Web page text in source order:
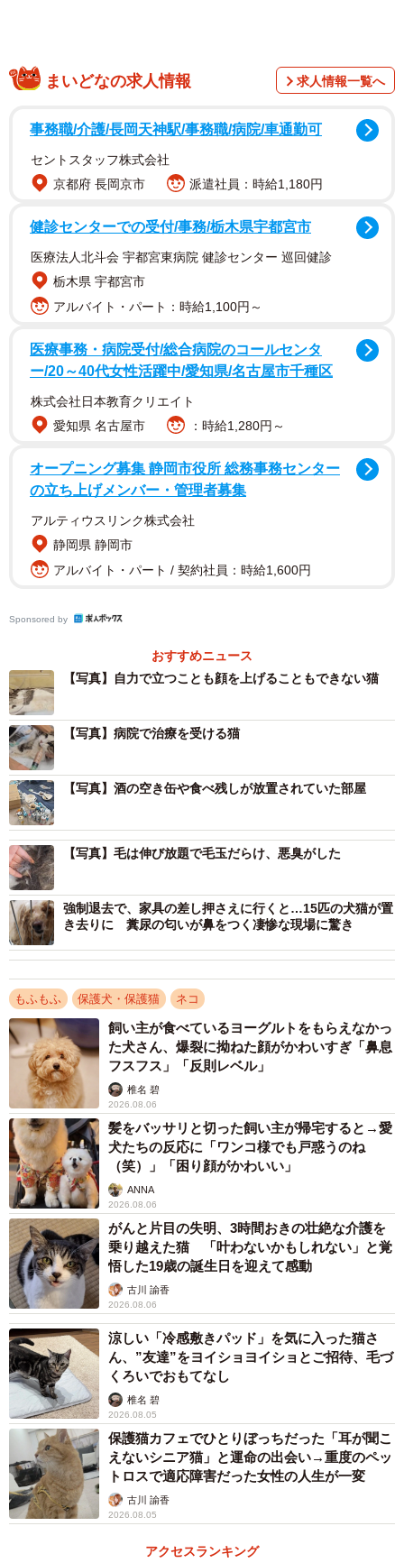
大阪で活動する動物保護団体のNPO法人「アニマルレスキ
絡が入りました。すぐに現場にたんぽぽの代表・本田千晶
さんが足を運ぶと、壮絶な光景を目の当たりにして息をの
んだといいます。
部屋の中はビールや酎ハイなど大量のお酒の空き缶と食べかす、脱いだ
部屋には大量のお酒の空き缶と食べかす、脱いだ
ままの服…便器の横に力尽きた猫が
「部屋の中はビールや酎ハイなど大量のお酒の空き缶と食
べかす、脱いだままの服など汚い不潔な状態でした。猫は
水を飲もうとしたのか、便器の横で力尽きて動けなくなっ
ていました。発見時、全く動かず…死んでいるのかと思い
ましたが、何とか息をしていたんです。ただ尿も垂れ流し
になり、下半身はドロドロで長毛の毛は全身毛玉がつなが
りとてつもない悪臭がしました」
まいどなの求人情報 求人情報一覧へ
事務職/介護/長岡天神駅/事務職/病院/車通勤可
セントスタッフ株式会社
京都府 長岡京市
派遣社員：時給1,180円
健診センターでの受付/事務/栃木県宇都宮市
医療法人北斗会 宇都宮東病院 健診センター 巡回健診
栃木県 宇都宮市
アルバイト・パート：時給1,100円～
医療事務・病院受付/総合病院のコールセンタ
ー/20～40代女性活躍中/愛知県/名古屋市千種区
株式会社日本教育クリエイト
愛知県 名古屋市
：時給1,280円～
オープニング募集 静岡市役所 総務事務センター
の立ち上げメンバー・管理者募集
アルティウスリンク株式会社
静岡県 静岡市
アルバイト・パート / 契約社員：時給1,600円
Sponsored by
おすすめニュース
【写真】自力で立つことも顔を上げることもできない猫
【写真】病院で治療を受ける猫
【写真】酒の空き缶や食べ残しが放置されていた部屋
【写真】毛は伸び放題で毛玉だらけ、悪臭がした
強制退去で、家具の差し押さえに行くと…15匹の犬猫が置
き去りに 糞尿の匂いが鼻をつく凄惨な現場に驚き
もふもふ 保護犬・保護猫 ネコ
飼い主が食べているヨーグルトをもらえなかっ
た犬さん、爆裂に拗ねた顔がかわいすぎ「鼻息
フスフス」「反則レベル」
椎名 碧
2026.08.06
髪をバッサリと切った飼い主が帰宅すると→愛
犬たちの反応に「ワンコ様でも戸惑うのね
（笑）」「困り顔がかわいい」
ANNA
2026.08.06
がんと片目の失明、3時間おきの壮絶な介護を
乗り越えた猫 「叶わないかもしれない」と覚
悟した19歳の誕生日を迎えて感動
古川 諭香
2026.08.06
涼しい「冷感敷きパッド」を気に入った猫さ
ん、”友達”をヨイショヨイショとご招待、毛づ
くろいでおもてなし
椎名 碧
2026.08.05
保護猫カフェでひとりぼっちだった「耳が聞こ
えないシニア猫」と運命の出会い→重度のペッ
トロスで適応障害だった女性の人生が一変
古川 諭香
2026.08.05
アクセスランキング